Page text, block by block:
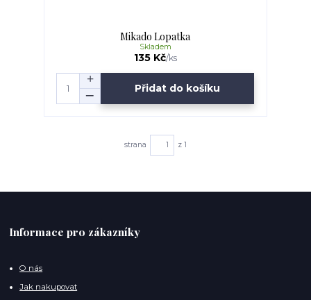
Mikado Lopatka
135 Kč/ks
Skladem
Přidat do košíku
strana z 1
Informace pro zákazníky
O nás
Jak nakupovat